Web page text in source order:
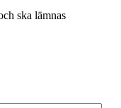
ska lämnas